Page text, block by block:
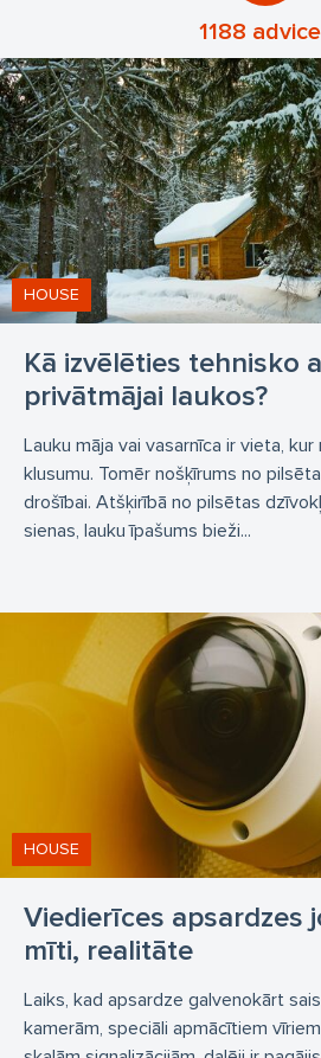
1188
Kā izvēlēties tehnisko
privātmājai laukos?
HOUSE
Lauku māja vai vasarnīca ir vieta,
klusumu. Tomēr nošķīrums no
drošībai. Atšķirībā no pilsētas
sienas, lauku īpašums bieži...
Viedierīces apsardzes
mīti, realitāte
HOUSE
Laiks, kad apsardze galvenokārt
kamerām, speciāli apmācītiem